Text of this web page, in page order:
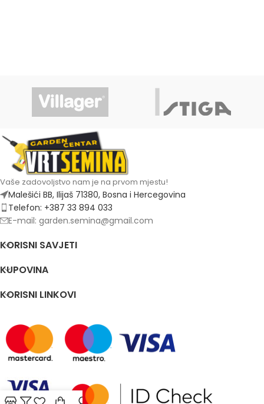
Vaše zadovoljstvo nam je na prvom mjestu!
Malešići BB, Ilijaš 71380, Bosna i Hercegovina
Telefon: +387 33 894 033
E-mail: garden.semina@gmail.com
KORISNI SAVJETI
KUPOVINA
KORISNI LINKOVI